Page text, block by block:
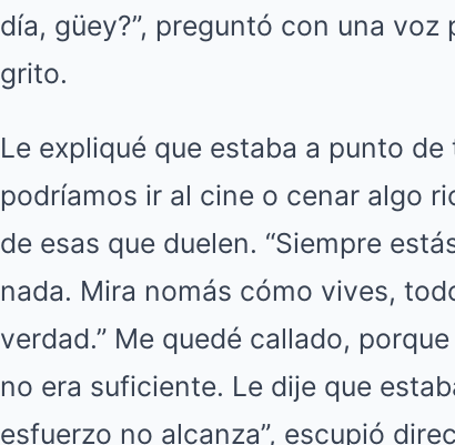
día, güey?”, preguntó con una
grito.
Le expliqué que estaba a punto
podríamos ir al cine o cenar algo
de esas que duelen. “Siempre
nada. Mira nomás cómo vives,
verdad.” Me quedé callado,
no era suficiente. Le dije que
esfuerzo no alcanza”, escupió